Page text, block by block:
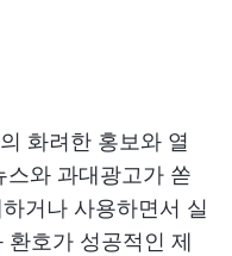
화려한 홍보와 열
스와 과대광고가 쏟
거나 사용하면서 실
호가 성공적인 제